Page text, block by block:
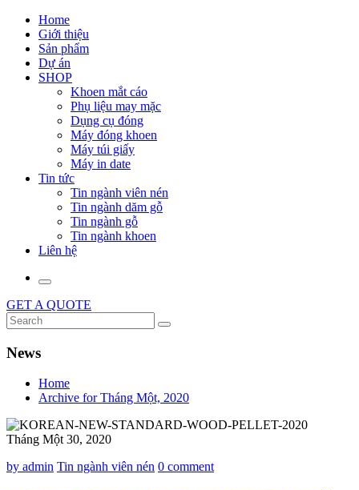
Home
Giới thiệu
Sản phẩm
Dự án
SHOP
Khoen mắt cáo
Phụ liệu may mặc
Dụng cụ đóng
Máy đóng khoen
Máy túi giấy
Máy in date
Tin tức
Tin ngành viên nén
Tin ngành dăm gỗ
Tin ngành gỗ
Tin ngành khoen
Liên hệ
GET A QUOTE
News
Home
Archive for Tháng Một, 2020
Tháng Một 30, 2020
by admin Tin ngành viên nén 0 comment